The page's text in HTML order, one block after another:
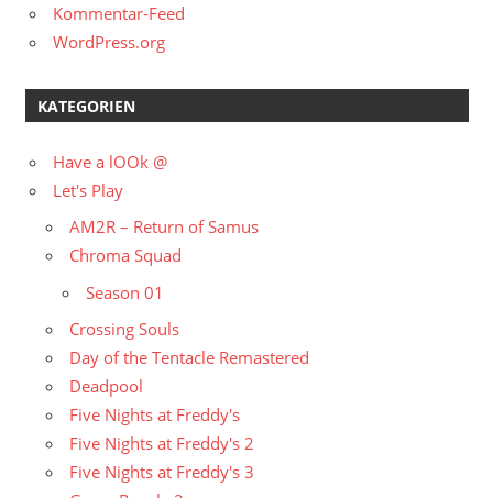
Kommentar-Feed
WordPress.org
KATEGORIEN
Have a lOOk @
Let's Play
AM2R – Return of Samus
Chroma Squad
Season 01
Crossing Souls
Day of the Tentacle Remastered
Deadpool
Five Nights at Freddy's
Five Nights at Freddy's 2
Five Nights at Freddy's 3